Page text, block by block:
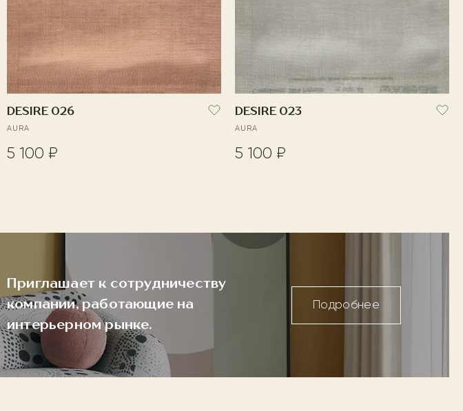
DESIRE 026
AURA
5 100 ₽
DESIRE 023
AURA
5 100 ₽
Приглашает к сотрудничеству
компании, работающие на
интерьерном рынке.
Подробнее